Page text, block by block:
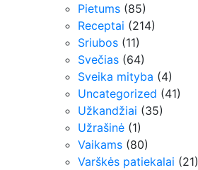
Pietums (85)
Receptai (214)
Sriubos (11)
Svečias (64)
Sveika mityba (4)
Uncategorized (41)
Užkandžiai (35)
Užrašinė (1)
Vaikams (80)
Varškės patiekalai (21)